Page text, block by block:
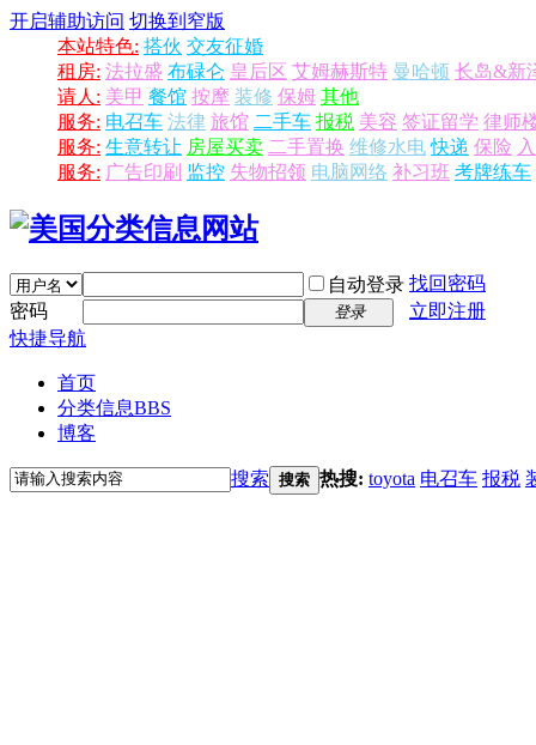
开启辅助访问 切换到窄版
本站特色: 搭伙 交友征婚
租房: 法拉盛 布碌仑 皇后区 艾姆赫斯特 曼哈顿 长岛&新
请人: 美甲 餐馆 按摩 装修 保姆 其他
服务: 电召车 法律 旅馆 二手车 报税 美容 签证留学 律师
服务: 生意转让 房屋买卖 二手置换 维修水电 快递 保险
服务: 广告印刷 监控 失物招领 电脑网络 补习班 考牌练车
自动登录 找回密码
密码
登录
立即注册
快捷导航
首页
分类信息BBS
博客
搜索 搜索 热搜: toyota 电召车 报税